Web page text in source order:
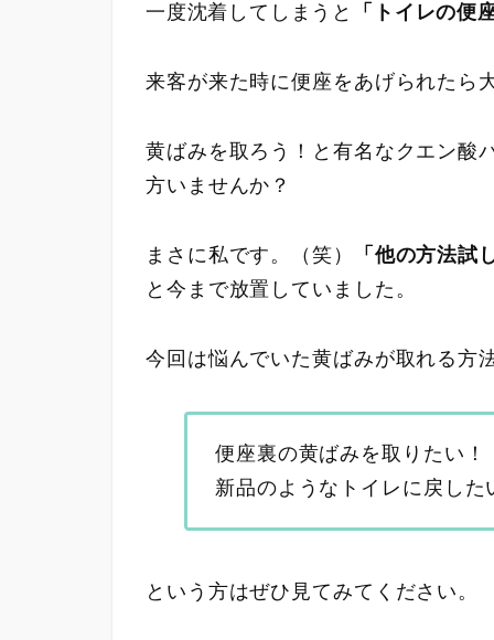
一度沈着してしまうと 「 トイレの便
来客が来た時に便座をあげられたら
黄ばみを取ろう！と有名なクエン酸
方いませんか？
まさに私です。（笑）
「他の方法試
と今まで放置していました。
今回は悩んでいた黄ばみが取れる方
便座裏の黄ばみを取りたい！
新品のようなトイレに戻した
という方はぜひ見てみてください。